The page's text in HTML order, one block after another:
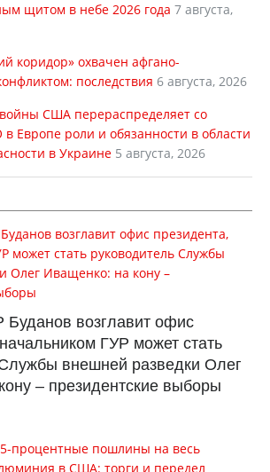
щитом в небе 2026 года 7 августа,
коридор» охвачен афгано-
последствия 6 августа, 2026
США перераспределяет со
Европе роли и обязанности в области
в Украине 5 августа, 2026
Буданов возглавит офис
ГУР может стать
внешней разведки Олег
– президентские выборы